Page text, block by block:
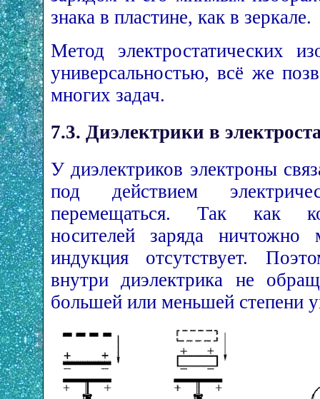
знака в пластине, как в зеркале.
Метод электростатических
универсальностью, всё же
многих задач.
7.3. Диэлектрики в
У диэлектриков электроны
под действием
перемещаться. Так как
носителей заряда ничтожно
индукция отсутствует.
внутри диэлектрика не
большей или меньшей степени